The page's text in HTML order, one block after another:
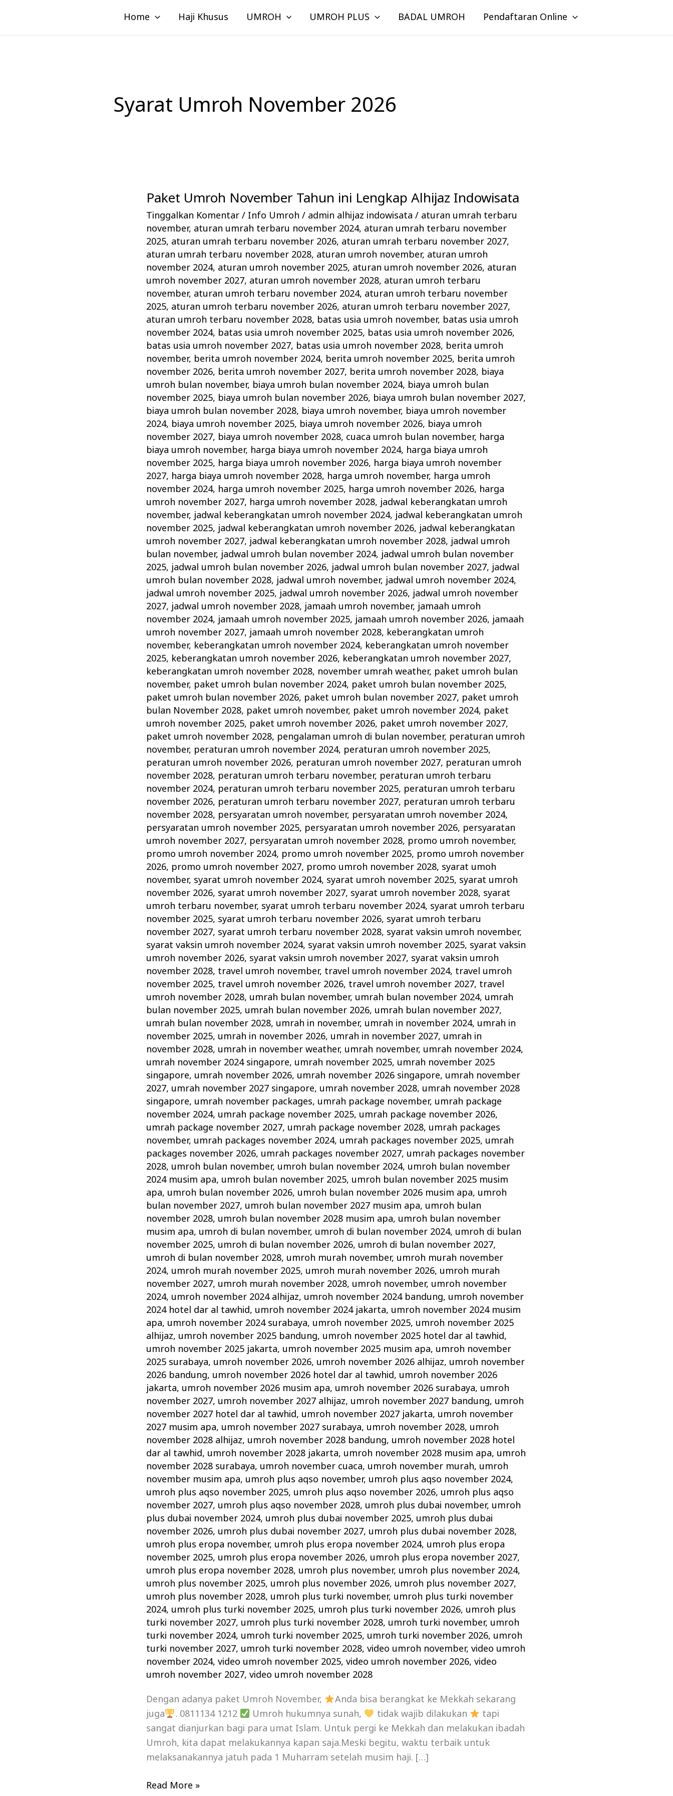
konten
Home Haji Khusus UMROH UMROH PLUS BADAL UMROH Pendaftaran Online
Syarat Umroh November 2026
Paket Umroh November Tahun ini Lengkap Alhijaz Indowisata
Tinggalkan Komentar / Info Umroh / admin alhijaz indowisata/ aturan umrah terbaru
november, aturan umrah terbaru november 2024, aturan umrah terbaru november
2025, aturan umrah terbaru november 2026, aturan umrah terbaru november 2027,
aturan umrah terbaru november 2028, aturan umroh november, aturan umroh
november 2024, aturan umroh november 2025, aturan umroh november 2026, aturan
umroh november 2027, aturan umroh november 2028, aturan umroh terbaru
november, aturan umroh terbaru november 2024, aturan umroh terbaru november
2025, aturan umroh terbaru november 2026, aturan umroh terbaru november 2027,
aturan umroh terbaru november 2028, batas usia umroh november, batas usia umroh
november 2024, batas usia umroh november 2025, batas usia umroh november 2026,
batas usia umroh november 2027, batas usia umroh november 2028, berita umroh
november, berita umroh november 2024, berita umroh november 2025, berita umroh
november 2026, berita umroh november 2027, berita umroh november 2028, biaya
umroh bulan november, biaya umroh bulan november 2024, biaya umroh bulan
november 2025, biaya umroh bulan november 2026, biaya umroh bulan november 2027,
biaya umroh bulan november 2028, biaya umroh november, biaya umroh november
2024, biaya umroh november 2025, biaya umroh november 2026, biaya umroh
november 2027, biaya umroh november 2028, cuaca umroh bulan november, harga
biaya umroh november, harga biaya umroh november 2024, harga biaya umroh
november 2025, harga biaya umroh november 2026, harga biaya umroh november
2027, harga biaya umroh november 2028, harga umroh november, harga umroh
november 2024, harga umroh november 2025, harga umroh november 2026, harga
umroh november 2027, harga umroh november 2028, jadwal keberangkatan umroh
november, jadwal keberangkatan umroh november 2024, jadwal keberangkatan umroh
november 2025, jadwal keberangkatan umroh november 2026, jadwal keberangkatan
umroh november 2027, jadwal keberangkatan umroh november 2028, jadwal umroh
bulan november, jadwal umroh bulan november 2024, jadwal umroh bulan november
2025, jadwal umroh bulan november 2026, jadwal umroh bulan november 2027, jadwal
umroh bulan november 2028, jadwal umroh november, jadwal umroh november 2024,
jadwal umroh november 2025, jadwal umroh november 2026, jadwal umroh november
2027, jadwal umroh november 2028, jamaah umroh november, jamaah umroh
november 2024, jamaah umroh november 2025, jamaah umroh november 2026, jamaah
umroh november 2027, jamaah umroh november 2028, keberangkatan umroh
november, keberangkatan umroh november 2024, keberangkatan umroh november
2025, keberangkatan umroh november 2026, keberangkatan umroh november 2027,
keberangkatan umroh november 2028, november umrah weather, paket umroh bulan
november, paket umroh bulan november 2024, paket umroh bulan november 2025,
paket umroh bulan november 2026, paket umroh bulan november 2027, paket umroh
bulan November 2028, paket umroh november, paket umroh november 2024, paket
umroh november 2025, paket umroh november 2026, paket umroh november 2027,
paket umroh november 2028, pengalaman umroh di bulan november, peraturan umroh
november, peraturan umroh november 2024, peraturan umroh november 2025,
peraturan umroh november 2026, peraturan umroh november 2027, peraturan umroh
november 2028, peraturan umroh terbaru november, peraturan umroh terbaru
november 2024, peraturan umroh terbaru november 2025, peraturan umroh terbaru
november 2026, peraturan umroh terbaru november 2027, peraturan umroh terbaru
november 2028, persyaratan umroh november, persyaratan umroh november 2024,
persyaratan umroh november 2025, persyaratan umroh november 2026, persyaratan
umroh november 2027, persyaratan umroh november 2028, promo umroh november,
promo umroh november 2024, promo umroh november 2025, promo umroh november
2026, promo umroh november 2027, promo umroh november 2028, syarat umoh
november, syarat umroh november 2024, syarat umroh november 2025, syarat umroh
november 2026, syarat umroh november 2027, syarat umroh november 2028, syarat
umroh terbaru november, syarat umroh terbaru november 2024, syarat umroh terbaru
november 2025, syarat umroh terbaru november 2026, syarat umroh terbaru
november 2027, syarat umroh terbaru november 2028, syarat vaksin umroh november,
syarat vaksin umroh november 2024, syarat vaksin umroh november 2025, syarat vaksin
umroh november 2026, syarat vaksin umroh november 2027, syarat vaksin umroh
november 2028, travel umroh november, travel umroh november 2024, travel umroh
november 2025, travel umroh november 2026, travel umroh november 2027, travel
umroh november 2028, umrah bulan november, umrah bulan november 2024, umrah
bulan november 2025, umrah bulan november 2026, umrah bulan november 2027,
umrah bulan november 2028, umrah in november, umrah in november 2024, umrah in
november 2025, umrah in november 2026, umrah in november 2027, umrah in
november 2028, umrah in november weather, umrah november, umrah november 2024,
umrah november 2024 singapore, umrah november 2025, umrah november 2025
singapore, umrah november 2026, umrah november 2026 singapore, umrah november
2027, umrah november 2027 singapore, umrah november 2028, umrah november 2028
singapore, umrah november packages, umrah package november, umrah package
november 2024, umrah package november 2025, umrah package november 2026,
umrah package november 2027, umrah package november 2028, umrah packages
november, umrah packages november 2024, umrah packages november 2025, umrah
packages november 2026, umrah packages november 2027, umrah packages november
2028, umroh bulan november, umroh bulan november 2024, umroh bulan november
2024 musim apa, umroh bulan november 2025, umroh bulan november 2025 musim
apa, umroh bulan november 2026, umroh bulan november 2026 musim apa, umroh
bulan november 2027, umroh bulan november 2027 musim apa, umroh bulan
november 2028, umroh bulan november 2028 musim apa, umroh bulan november
musim apa, umroh di bulan november, umroh di bulan november 2024, umroh di bulan
november 2025, umroh di bulan november 2026, umroh di bulan november 2027,
umroh di bulan november 2028, umroh murah november, umroh murah november
2024, umroh murah november 2025, umroh murah november 2026, umroh murah
november 2027, umroh murah november 2028, umroh november, umroh november
2024, umroh november 2024 alhijaz, umroh november 2024 bandung, umroh november
2024 hotel dar al tawhid, umroh november 2024 jakarta, umroh november 2024 musim
apa, umroh november 2024 surabaya, umroh november 2025, umroh november 2025
alhijaz, umroh november 2025 bandung, umroh november 2025 hotel dar al tawhid,
umroh november 2025 jakarta, umroh november 2025 musim apa, umroh november
2025 surabaya, umroh november 2026, umroh november 2026 alhijaz, umroh november
2026 bandung, umroh november 2026 hotel dar al tawhid, umroh november 2026
jakarta, umroh november 2026 musim apa, umroh november 2026 surabaya, umroh
november 2027, umroh november 2027 alhijaz, umroh november 2027 bandung, umroh
november 2027 hotel dar al tawhid, umroh november 2027 jakarta, umroh november
2027 musim apa, umroh november 2027 surabaya, umroh november 2028, umroh
november 2028 alhijaz, umroh november 2028 bandung, umroh november 2028 hotel
dar al tawhid, umroh november 2028 jakarta, umroh november 2028 musim apa, umroh
november 2028 surabaya, umroh november cuaca, umroh november murah, umroh
november musim apa, umroh plus aqso november, umroh plus aqso november 2024,
umroh plus aqso november 2025, umroh plus aqso november 2026, umroh plus aqso
november 2027, umroh plus aqso november 2028, umroh plus dubai november, umroh
plus dubai november 2024, umroh plus dubai november 2025, umroh plus dubai
november 2026, umroh plus dubai november 2027, umroh plus dubai november 2028,
umroh plus eropa november, umroh plus eropa november 2024, umroh plus eropa
november 2025, umroh plus eropa november 2026, umroh plus eropa november 2027,
umroh plus eropa november 2028, umroh plus november, umroh plus november 2024,
umroh plus november 2025, umroh plus november 2026, umroh plus november 2027,
umroh plus november 2028, umroh plus turki november, umroh plus turki november
2024, umroh plus turki november 2025, umroh plus turki november 2026, umroh plus
turki november 2027, umroh plus turki november 2028, umroh turki november, umroh
turki november 2024, umroh turki november 2025, umroh turki november 2026, umroh
turki november 2027, umroh turki november 2028,video umroh november,video umroh
november 2024,video umroh november 2025,video umroh november 2026,video
umroh november 2027,video umroh november 2028
Dengan adanya paket Umroh November,
Anda bisa berangkat ke Mekkah sekarang
juga
. 0811134 1212 Umroh hukumnya sunah, tidak wajib dilakukan
tapi
sangat dianjurkan bagi para umat Islam. Untuk pergi ke Mekkah dan melakukan ibadah
Umroh, kita dapat melakukannya kapan saja.Meski begitu, waktu terbaik untuk
melaksanakannya jatuh pada 1 Muharram setelah musim haji. […]
Paket
Umroh
November
Tahun
ini
Lengkap
Alhijaz
Indowisata
Read More »